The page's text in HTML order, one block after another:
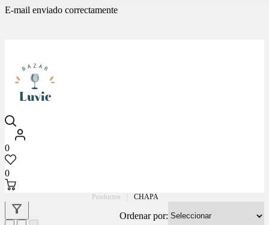
E-mail enviado correctamente
Luvic
0
0
Productos CHAPA
Ordenar por: